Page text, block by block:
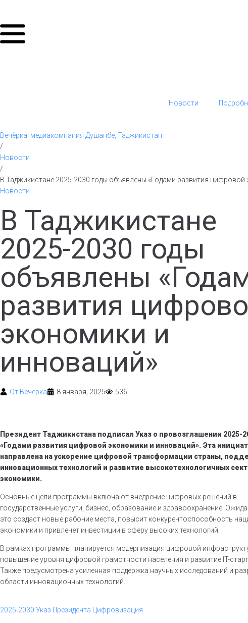
Новости
Вечёрка: медиакомпания Душанбе, Таджикистан
/
Новости
/
В Таджикистане 2025-2030 годы объявлены «Годами развития
Новости
В Таджикистане
2025-2030 годы
объявлены
развития
экономики и
инноваций»
От Вечерка 8 января, 2025 536
Президент Таджикистана подписал Указ о провозглашении 2025-
«Годами развития цифровой экономики и инноваций». Эта
направлена на ускорение цифровой трансформации страны,
инновационных технологий и развитие высокотехнологичных
экономики.
Основные цели программы включают внедрение цифровых решений в
государственные услуги, бизнес, образование и здравоохранение.
это создаст новые рабочие места, повысит конкурентоспособность
экономики и привлечет инвестиции в сферу высоких технологий.
В рамках программы планируется модернизация цифровой
повышение уровня цифровой грамотности населения и развитие IT-
Также предусмотрена усиленная поддержка научных исследований и
области инновационных технологий.
2025-2030 Указ Президента Цифровизация